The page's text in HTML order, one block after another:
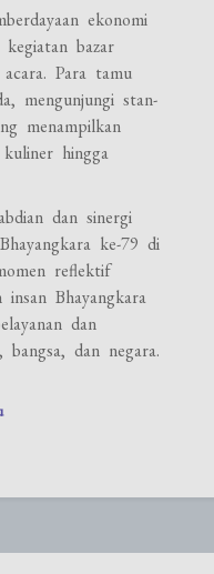
ekonomi
bazar
Para tamu
mengunjungi stan-
menampilkan
hingga
dan sinergi
ke-79 di
reflektif
Bhayangkara
dan
bangsa, dan negara.